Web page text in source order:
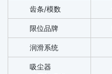
齿条/模数
限位品牌
润滑系统
吸尘器